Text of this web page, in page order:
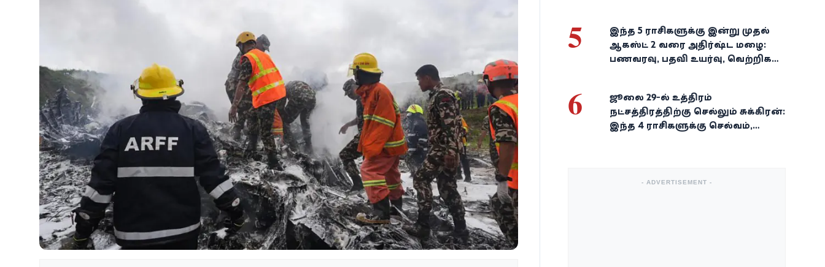
5
இந்த 5 ராசிகளுக்கு இன்று முதல்
ஆகஸ்ட் 2 வரை அதிர்ஷ்ட மழை:
பணவரவு, பதவி உயர்வு, வெற்றிகள்
6
ஜூலை 29-ல் உத்திரம்
நட்சத்திரத்திற்கு செல்லும் சுக்கிரன்:
இந்த 4 ராசிகளுக்கு செல்வம்,
- ADVERTISEMENT -